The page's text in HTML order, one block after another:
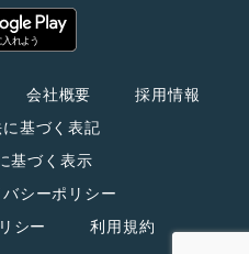
会社概要
採用情報
基づく表記
基づく表示
シーポリシー
シー
利用規約